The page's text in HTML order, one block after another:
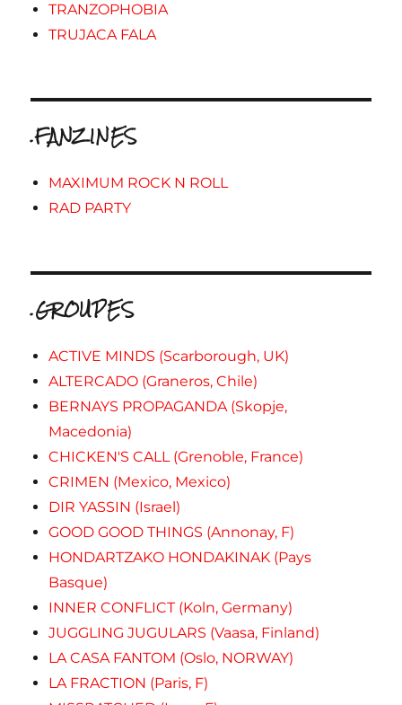
TRANZOPHOBIA
TRUJACA FALA
.FANZINES
MAXIMUM ROCK N ROLL
RAD PARTY
.GROUPES
ACTIVE MINDS (Scarborough, UK)
ALTERCADO (Graneros, Chile)
BERNAYS PROPAGANDA (Skopje,
Macedonia)
CHICKEN'S CALL (Grenoble, France)
CRIMEN (Mexico, Mexico)
DIR YASSIN (Israel)
GOOD GOOD THINGS (Annonay, F)
HONDARTZAKO HONDAKINAK (Pays
Basque)
INNER CONFLICT (Koln, Germany)
JUGGLING JUGULARS (Vaasa, Finland)
LA CASA FANTOM (Oslo, NORWAY)
LA FRACTION (Paris, F)